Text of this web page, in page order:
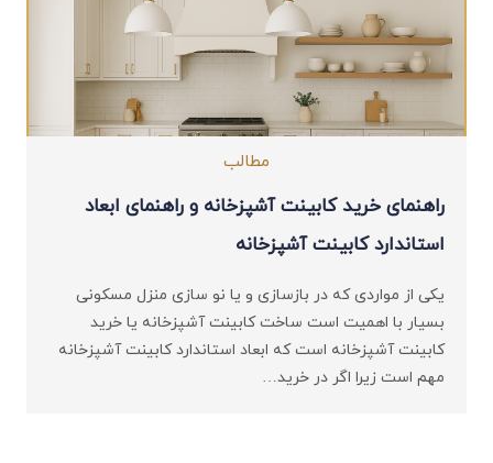
مطالب
راهنمای خرید کابینت آشپزخانه و راهنمای ابعاد
استاندارد کابینت آشپزخانه
یکی از مواردی که در بازسازی و یا نو سازی منزل مسکونی
بسیار با اهمیت است ساخت کابینت آشپزخانه یا خرید
کابینت آشپزخانه است که ابعاد استاندارد کابینت آشپزخانه
مهم است زیرا اگر در خرید…